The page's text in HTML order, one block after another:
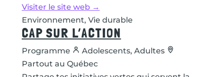
Visiter le site web →
Environnement, Vie durable
CAP SUR L’ACTION
Programme
Adolescents, Adultes
Partout au Québec